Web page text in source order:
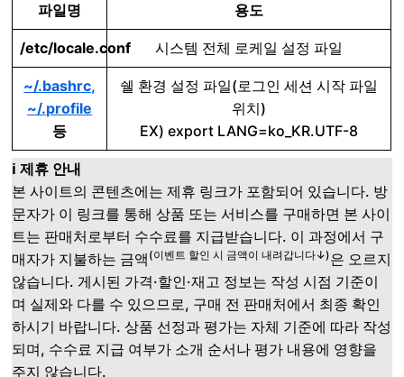
파일명 용도
/etc/locale.conf 시스템 전체 로케일 설정 파일
~/.bashrc,
~/.profile
등
쉘 환경 설정 파일(로그인 세션 시작 파일
위치)
EX) export LANG=ko_KR.UTF-8
ℹ️ 제휴 안내
본 사이트의 콘텐츠에는 제휴 링크가 포함되어 있습니다. 방
문자가 이 링크를 통해 상품 또는 서비스를 구매하면 본 사이
트는 판매처로부터 수수료를 지급받습니다. 이 과정에서 구
매자가 지불하는 금액 (이벤트 할인 시 금액이 내려갑니다↓)은 오르지
않습니다. 게시된 가격·할인·재고 정보는 작성 시점 기준이
며 실제와 다를 수 있으므로, 구매 전 판매처에서 최종 확인
하시기 바랍니다. 상품 선정과 평가는 자체 기준에 따라 작성
되며, 수수료 지급 여부가 소개 순서나 평가 내용에 영향을
주지 않습니다.